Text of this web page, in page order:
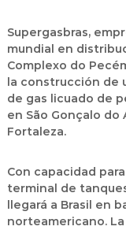
Supergasbras,
mundial en
Complexo do
la construcción de
de gas licuado de
en São Gonçalo
Fortaleza.
Con capacidad
terminal de
llegará a Brasil en
norteamericano.